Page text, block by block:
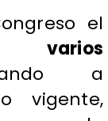
el
varios
a
vigente,